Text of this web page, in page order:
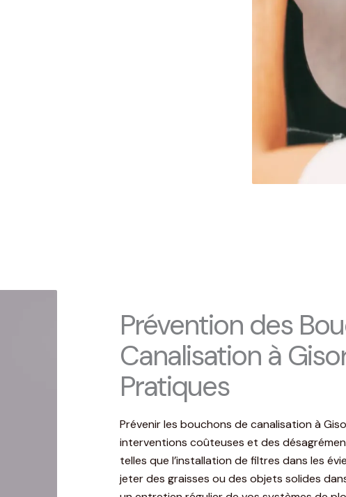
Prévention des
Canalisation à
Pratiques
Prévenir les bouchons de canalisation à
interventions coûteuses et des
telles que l’installation de filtres dans les
jeter des graisses ou des objets solides